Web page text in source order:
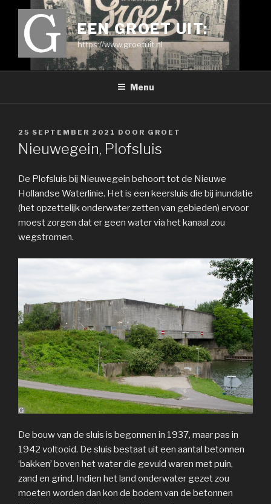
EEN GROET UIT:
https://www.groetuit.nl
Menu
GEPLAATST
OP
25 SEPTEMBER 2021 DOOR GROET
Nieuwegein, Plofsluis
De Plofsluis bij Nieuwegein behoort tot de Nieuwe
Hollandse Waterlinie. Het is een keersluis die bij inundatie
(het opzettelijk onderwater zetten van gebieden) ervoor
moest zorgen dat er geen water via het kanaal zou
wegstromen.
De bouw van de sluis is begonnen in 1937, maar pas in
1942 voltooid. De sluis bestaat uit een aantal betonnen
‘bakken’ boven het water die gevuld waren met puin,
zand en grind. Indien het land onderwater gezet zou
moeten worden dan kon de bodem van de betonnen